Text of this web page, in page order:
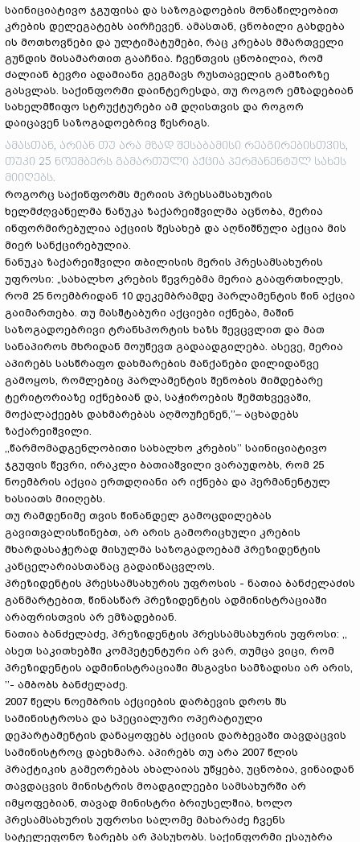
საინიციატივო ჯგუფისა და საზოგადოების მონაწილეობით
კრების დელეგატებს აირჩევენ. ამასთან, ცნობილი გახდება
ის მოთხოვნები და ულტიმატუმები, რაც კრებას მმართველი
გუნდის მისამართით გააჩნია. ჩვენთვის ცნობილია, რომ
ძალიან ბევრი ადამიანი გეგმავს რუსთაველის გამზირზე
გასვლას. საქინფორმი დაინტერესდა, თუ როგორ ემზადებიან
სახელმწიფო სტრუქტურები ამ დღისთვის და როგორ
დაიცავენ საზოგადოებრივ წესრიგს.
ამასთან, არიან თუ არა მზად შესაბამისი რეაგირებისთვის,
თუკი 25 ნოემბერს გამართული აქცია პერმანენტულ სახეს
მიიღებს.
როგორც საქინფორმს მერიის პრესსამსახურის
ხელმძღვანელმა ნანუკა ზაქარეიშვილმა აცნობა, მერია
ინფორმირებულია აქციის შესახებ და აღნიშნული აქცია მის
მიერ სანქცირებულია.
ნანუკა ზაქარეიშვილი თბილისის მერის პრესამსახურის
უფროსი: „სახალხო კრების წევრებმა მერია გააფრთხილეს,
რომ 25 ნოემბრიდან 10 დეკემბრამდე პარლამენტის წინ აქცია
გაიმართება. თუ მასშტაბური აქციები იქნება, მაშინ
საზოგადოებრივი ტრანსპორტის ხაზს შევცვლით და მათ
სანაპიროს მხრიდან მოუწევთ გადაადგილება. ასევე, მერია
აპირებს სასწრაფო დახმარების მანქანები დილიდანვე
გამოყოს, რომლებიც პარლამენტის შენობის მიმდებარე
ტერიტორიაზე იქნებიან და, საჭიროების შემთხვევაში,
მოქალაქეებს დახმარებას აღმოუჩენენ,’’– აცხადებს
ზაქარეიშვილი.
,,წარმომადგენლობითი სახალხო კრების’’ საინიციატივო
ჯგუფის წევრი, ირაკლი ბათიაშვილი ვარაუდობს, რომ 25
ნოემბრის აქცია ერთდღიანი არ იქნება და პერმანენტულ
ხასიათს მიიღებს.
თუ რამდენიმე თვის წინანდელ გამოცდილებას
გავითვალისწინებთ, არ არის გამორიცხული კრების
მხარდასაჭერად მისულმა საზოგადოებამ პრეზიდენტის
კანცელარიასთანაც გადაინაცვლოს.
პრეზიდენტის პრესსამსახურის უფროსის - ნათია ბანძელაძის
განმარტებით, წინასწარ პრეზიდენტის ადმინისტრაციაში
არაფრისთვის არ ემზადებიან.
ნათია ბანძელაძე, პრეზიდენტის პრესსამსახურის უფროსი: ,,
ასეთ საკითხებში კომპეტენტური არ ვარ, თუმცა ვიცი, რომ
პრეზიდენტის ადმინისტრაციაში მსგავსი სამზადისი არ არის,
’’- ამბობს ბანძელაძე.
2007 წელს ნოემბრის აქციების დარბევის დროს შს
სამინისტროსა და სპეციალური ოპერატიული
დეპარტამენტის დანაყოფებს აქციის დარბევაში თავდაცვის
სამინისტროც დაეხმარა. აპირებს თუ არა 2007 წლის
პრაქტიკის გამეორებას ახალაიას უწყება, უცნობია, ვინაიდან
თავდაცვის მინისტრის მოადგილეები სამსახურში არ
იმყოფებიან, თავად მინისტრი ბრიუსელშია, ხოლო
პრესამსახურის უფროსი სალომე მახარაძე ჩვენს
სატელეფონო ზარებს არ პასუხობს. საქინფორმი ესაუბრა